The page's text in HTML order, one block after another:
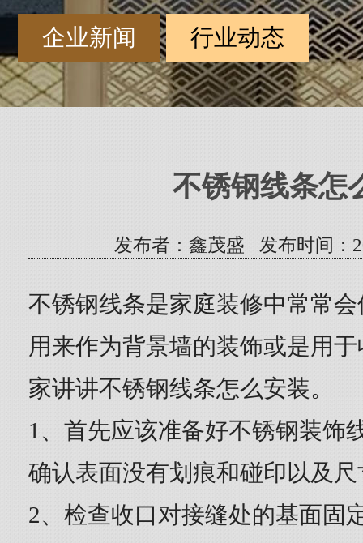
企业新闻 行业动态
不锈钢线条怎
发布者：鑫茂盛 发布时间：
不锈钢线条是家庭装修中常常
用来作为背景墙的装饰或是用
家讲讲不锈钢线条怎么安装。
1、首先应该准备好不锈钢装饰
确认表面没有划痕和碰印以及
2、检查收口对接缝处的基面固